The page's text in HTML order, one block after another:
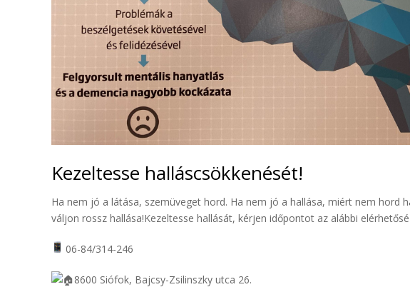
Kezeltesse halláscsökkenését!
Ha nem jó a látása, szemüveget hord. Ha nem jó a hallása, miért nem hord
váljon rossz hallása!Kezeltesse hallását, kérjen időpontot az alábbi
06-84/314-246
8600 Siófok, Bajcsy-Zsilinszky utca 26.